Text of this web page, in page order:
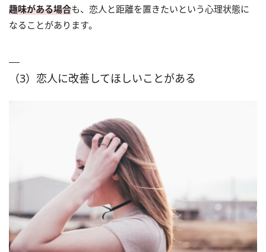
趣味がある場合も、恋人と距離を置きたいという心理状態に
なることがあります。
（3）恋人に改善してほしいことがある